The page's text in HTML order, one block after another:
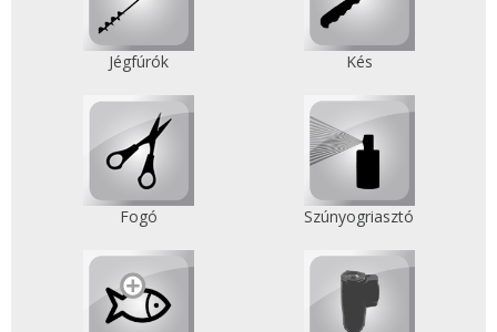
Jégfúrók Kés
Fogó Szúnyogriasztó